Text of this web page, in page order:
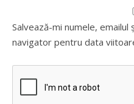
Salvează-mi numele,
navigator pentru data